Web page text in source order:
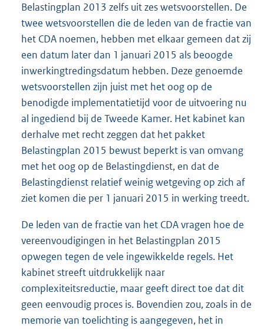
Belastingplan 2013 zelfs uit zes wetsvoorstellen. De
twee wetsvoorstellen die de leden van de fractie van
het CDA noemen, hebben met elkaar gemeen dat zij
een datum later dan 1 januari 2015 als beoogde
inwerkingtredingsdatum hebben. Deze genoemde
wetsvoorstellen zijn juist met het oog op de
benodigde implementatietijd voor de uitvoering nu
al ingediend bij de Tweede Kamer. Het kabinet kan
derhalve met recht zeggen dat het pakket
Belastingplan 2015 bewust beperkt is van omvang
met het oog op de Belastingdienst, en dat de
Belastingdienst relatief weinig wetgeving op zich af
ziet komen die per 1 januari 2015 in werking treedt.
De leden van de fractie van het CDA vragen hoe de
vereenvoudigingen in het Belastingplan 2015
opwegen tegen de vele ingewikkelde regels. Het
kabinet streeft uitdrukkelijk naar
complexiteitsreductie, maar geeft direct toe dat dit
geen eenvoudig proces is. Bovendien zou, zoals in de
memorie van toelichting is aangegeven, het in